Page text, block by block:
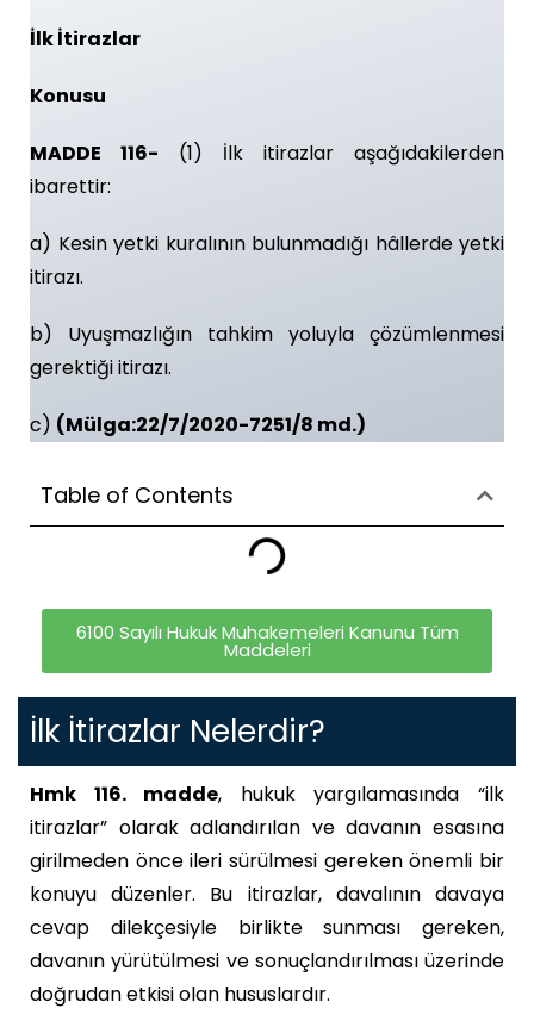
İlk İtirazlar
Konusu
MADDE 116- (1) İlk itirazlar aşağıdakilerden
ibarettir:
a) Kesin yetki kuralının bulunmadığı hâllerde yetki
itirazı.
b) Uyuşmazlığın tahkim yoluyla çözümlenmesi
gerektiği itirazı.
c) (Mülga:22/7/2020-7251/8 md.)
Table of Contents
6100 Sayılı Hukuk Muhakemeleri Kanunu Tüm
Maddeleri
İlk İtirazlar Nelerdir?
Hmk 116. madde, hukuk yargılamasında “ilk
itirazlar” olarak adlandırılan ve davanın esasına
girilmeden önce ileri sürülmesi gereken önemli bir
konuyu düzenler. Bu itirazlar, davalının davaya
cevap dilekçesiyle birlikte sunması gereken,
davanın yürütülmesi ve sonuçlandırılması üzerinde
doğrudan etkisi olan hususlardır.